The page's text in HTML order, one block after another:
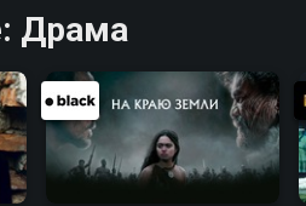
Драма